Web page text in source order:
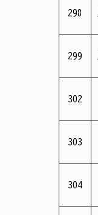
298
299
302
303
304